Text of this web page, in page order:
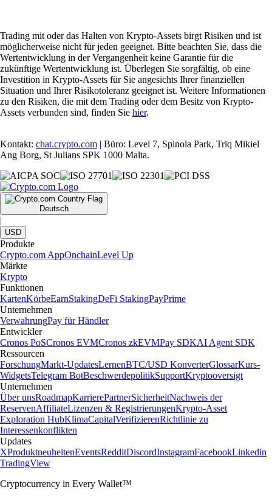
Trading mit oder das Halten von Krypto-Assets birgt Risiken und ist
möglicherweise nicht für jeden geeignet. Bitte beachten Sie, dass die
Wertentwicklung in der Vergangenheit keine Garantie für die
zukünftige Wertentwicklung ist. Überlegen Sie sorgfältig, ob eine
Investition in Krypto-Assets für Sie angesichts Ihrer finanziellen
Situation und Ihrer Risikotoleranz geeignet ist. Weitere Informationen
zu den Risiken, die mit dem Trading oder dem Besitz von Krypto-
Assets verbunden sind, finden Sie hier.
Kontakt: chat.crypto.com | Büro: Level 7, Spinola Park, Triq Mikiel
Ang Borg, St Julians SPK 1000 Malta.
Deutsch
|
USD
Produkte
Crypto.com AppOnchainLevel Up
Märkte
Krypto
Funktionen
KartenKörbeEarnStakingDeFi StakingPayPrime
Unternehmen
VerwahrungPay für Händler
Entwickler
Cronos PoSCronos EVMCronos zkEVMPay SDKAI Agent SDK
Ressourcen
ForschungMarkt-UpdatesLernenBTC/USD KonverterGlossarKurs-
WidgetsTelegram BotBeschwerdepolitikSupportKryptooversigt
Unternehmen
Über unsRoadmapKarrierePartnerSicherheitNachweis der
ReservenAffiliateLizenzen & RegistrierungenKrypto-Asset
Exploration HubKlimaCapitalVerifizierenRichtlinie zu
Interessenkonflikten
Updates
XProduktneuheitenEventsRedditDiscordInstagramFacebookLinkedin
TradingView
Cryptocurrency in Every Wallet™